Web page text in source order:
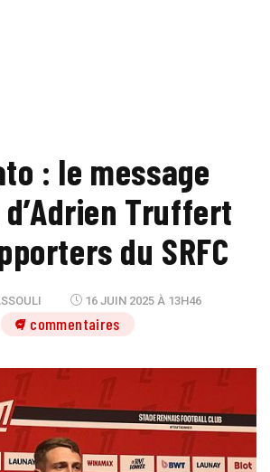
: le message
d’Adrien Truffert
du SRFC
16 JUIN 2025 À 13H46
7 commentaires